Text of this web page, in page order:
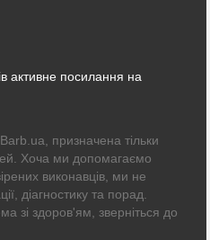
активне посилання на
призначена тільки
Хоча ми допомагаємо
виконавців, ми не
діагностику та порад.
зі здоров'ям, зверніться до